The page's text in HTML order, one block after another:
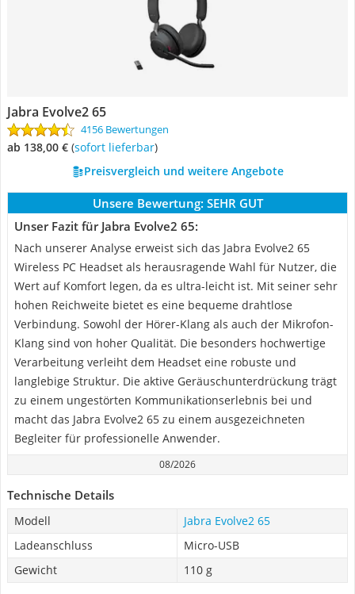
Jabra Evolve2 65
4156 Bewertungen
ab 138,00 € ( Sofort lieferbar)
Preisvergleich und weitere Angebote
Unsere Bewertung: SEHR GUT
Unser Fazit für Jabra Evolve2 65:
Nach unserer Analyse erweist sich das Jabra Evolve2 65
Wireless PC Headset als herausragende Wahl für Nutzer, die
Wert auf Komfort legen, da es ultra-leicht ist. Mit seiner sehr
hohen Reichweite bietet es eine bequeme drahtlose
Verbindung. Sowohl der Hörer-Klang als auch der Mikrofon-
Klang sind von hoher Qualität. Die besonders hochwertige
Verarbeitung verleiht dem Headset eine robuste und
langlebige Struktur. Die aktive Geräuschunterdrückung trägt
zu einem ungestörten Kommunikationserlebnis bei und
macht das Jabra Evolve2 65 zu einem ausgezeichneten
Begleiter für professionelle Anwender.
08/2026
Technische Details
Modell
Jabra Evolve2 65
Ladeanschluss
Micro-USB
Gewicht
110 g